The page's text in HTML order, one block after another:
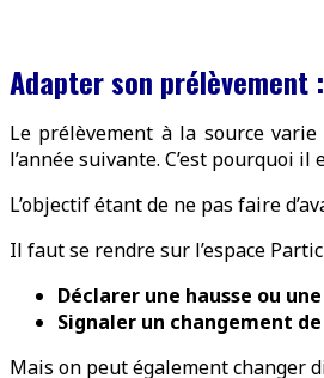
Adapter son prélèvement
Le prélèvement à la source
l’année suivante. C’est pourquoi
L’objectif étant de ne pas faire
Il faut se rendre sur l’espace
Déclarer une hausse ou
Signaler un changement
Mais on peut également changer